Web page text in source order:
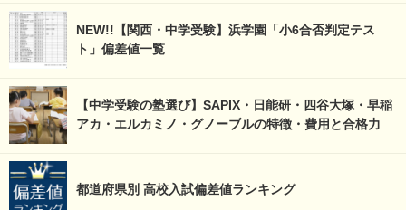
NEW!!【関西・中学受験】浜学園「小6合否判定テス
ト」偏差値一覧
【中学受験の塾選び】SAPIX・日能研・四谷大塚・早稲
アカ・エルカミノ・グノーブルの特徴・費用と合格力
都道府県別 高校入試偏差値ランキング